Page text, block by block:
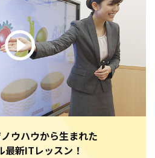
ウハウから生まれた
最新ITレッスン！